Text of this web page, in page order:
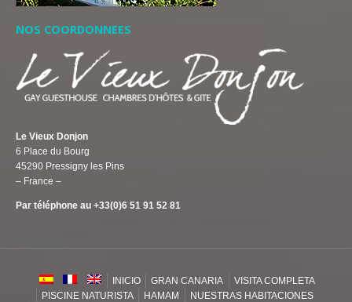
NOS COORDONNEES
Le Vieux Donjon
6 Place du Bourg
45290 Pressigny les Pins
– France –
Par téléphone au +33(0)6 51 91 52 81
INICIO GRAN CANARIA
VISITA COMPLETA
PISCINE NATURISTA
HAMAM
NUESTRAS HABITACIONES